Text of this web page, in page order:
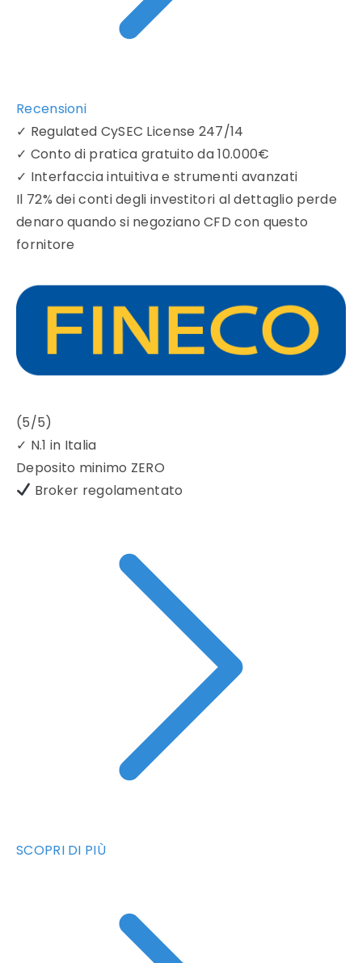
Recensioni
✓ Regulated CySEC License 247/14
✓ Conto di pratica gratuito da 10.000€
✓ Interfaccia intuitiva e strumenti avanzati
Il 72% dei conti degli investitori al dettaglio perde
denaro quando si negoziano CFD con questo
fornitore
(5/5)
✓ N.1 in Italia
Deposito minimo ZERO
Broker regolamentato
SCOPRI DI PIÙ